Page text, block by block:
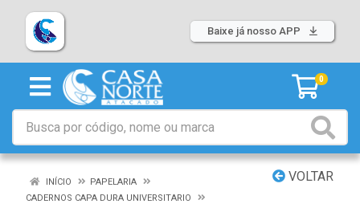
Baixe já nosso APP
0
VOLTAR
INÍCIO
PAPELARIA
CADERNOS CAPA DURA UNIVERSITARIO